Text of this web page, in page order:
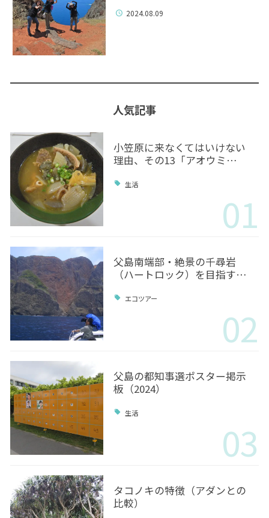
2024.08.09
人気記事
小笠原に来なくてはいけない
理由、その13「アオウミ…
生活
01
父島南端部・絶景の千尋岩
（ハートロック）を目指す…
エコツアー
02
父島の都知事選ポスター掲示
板（2024）
生活
03
タコノキの特徴（アダンとの
比較）